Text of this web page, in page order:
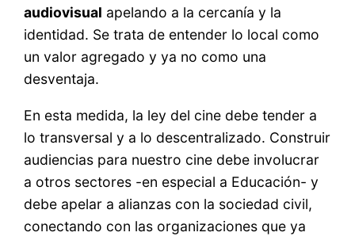
audiovisual apelando a la cercanía y la
identidad. Se trata de entender lo local como
un valor agregado y ya no como una
desventaja.
En esta medida, la ley del cine debe tender a
lo transversal y a lo descentralizado. Construir
audiencias para nuestro cine debe involucrar
a otros sectores -en especial a Educación- y
debe apelar a alianzas con la sociedad civil,
conectando con las organizaciones que ya